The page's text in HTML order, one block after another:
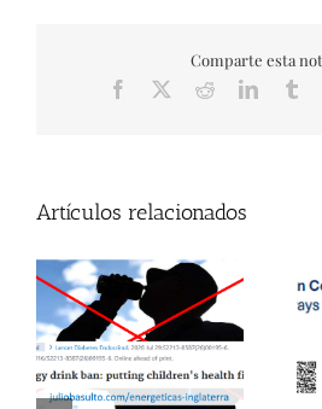
Comparte esta
Facebook RedditLinkedIn
Artículos relacionados